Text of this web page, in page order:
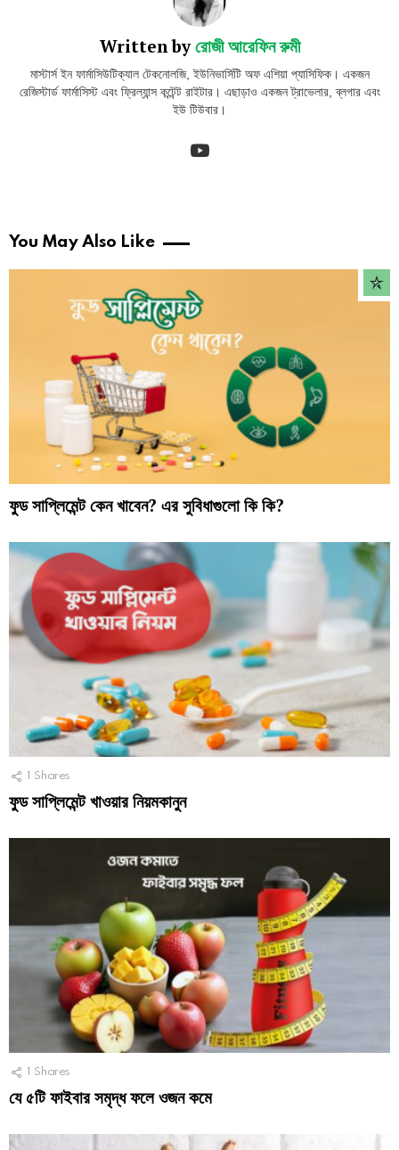
Written byরোজী আরেফিন রুমী
মাস্টার্স ইন ফার্মাসিউটিক্যাল টেকনোলজি, ইউনিভার্সিটি অফ এশিয়া প্যাসিফিক। একজন
রেজিস্টার্ড ফার্মাসিস্ট এবং ফ্রিল্যান্স কন্টেন্ট রাইটার। এছাড়াও একজন ট্রাভেলার, ব্লগার এবং
ইউ টিউবার।
You May Also Like
ফুড সাপ্লিমেন্ট কেন খাবেন? এর সুবিধাগুলো কি কি?
Shares
ফুড সাপ্লিমেন্ট খাওয়ার নিয়মকানুন
Shares
যে ৫টি ফাইবার সমৃদ্ধ ফলে ওজন কমে